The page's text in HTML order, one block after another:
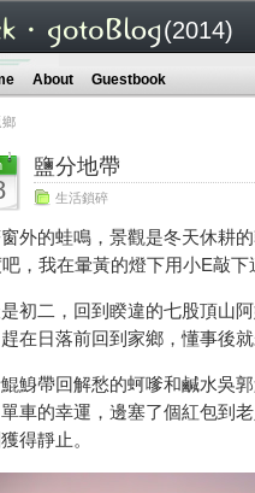
(2014)
About Guestbook
鄉
鹽分地帶
生活鎖碎
外的蛙鳴，景觀是冬天休耕
，我在暈黃的燈下用小E敲下
初二，回到睽違的七股頂山
在日落前回到家鄉，懂事後
鯓帶回解愁的蚵嗲和鹹水吳
車的幸運，邊塞了個紅包到
得靜止。